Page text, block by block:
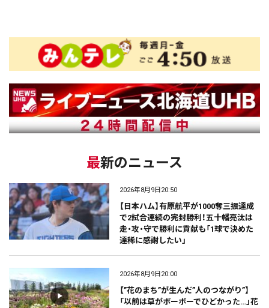
最新のニュース
2026年8月9日20:50
【日本ハム】有原航平が1000奪三振達成
で2試合連続の完封勝利！五十幡亮汰は
走・攻・守で勝利に貢献も「1球で決めた
達稀に感謝したい」
2026年8月9日20:00
【”花のまち”が生んだ”人のつながり”】
「以前は草がボーボーでひどかった…」花